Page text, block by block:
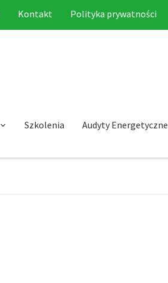
Kontakt Polityka prywatności
Szkolenia Audyty Energetyczne